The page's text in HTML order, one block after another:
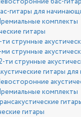
гитары для
комплекты
гитары
струнные
ми струнные
ти струнные
гитары
комплекты
гитары